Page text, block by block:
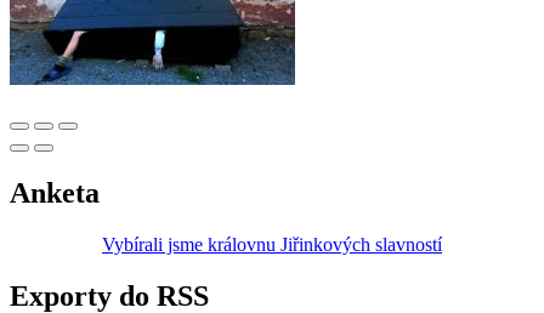
Anketa
Vybírali jsme královnu Jiřinkových slavností
Exporty do RSS